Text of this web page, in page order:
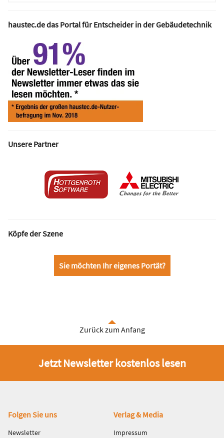
haustec.de das Portal für Entscheider in der Gebäudetechnik
Unsere Partner
Köpfe der Szene
Sie möchten Ihr eigenes Portät?
Zurück zum Anfang
Jetzt Newsletter kostenlos lesen
Fußbereich
Folgen Sie uns
Newsletter
Verlag & Media
Impressum